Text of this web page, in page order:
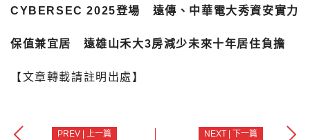
CYBERSEC 2025登場 遠傳、中華電大秀資安實力
保值兼宜居 遠雄山禾大3房減少未來十年居住負擔
【文章轉載請註明出處】
PREV | 上一篇 NEXT | 下一篇